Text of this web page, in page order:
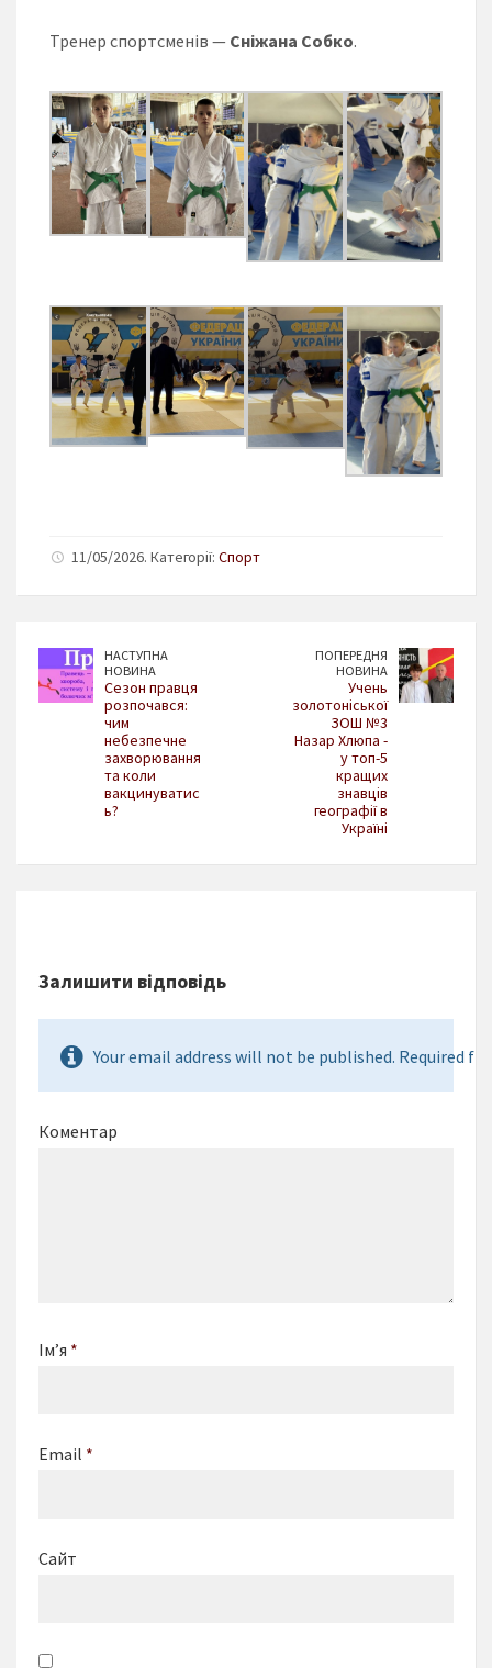
Тренер спортсменів — Сніжана Собко.
11/05/2026. Категорії: Спорт
НАСТУПНА
НОВИНА
Сезон правця
розпочався:
чим
небезпечне
захворювання
та коли
вакцинуватис
ь?
ПОПЕРЕДНЯ
НОВИНА
Учень
золотоніської
ЗОШ №3
Назар Хлюпа -
у топ-5
кращих
знавців
географії в
Україні
Залишити відповідь
Your email address will not be published. Required
Коментар
Ім’я *
Email *
Сайт